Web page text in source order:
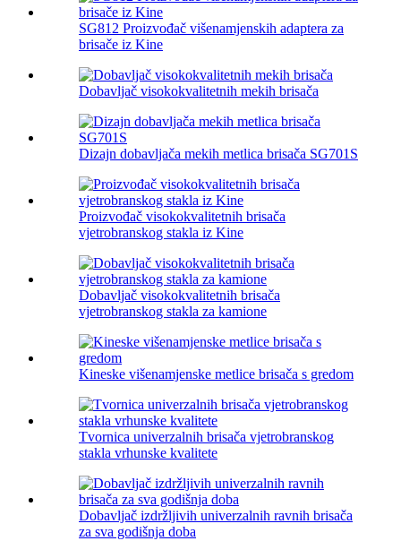
SG812 Proizvođač višenamjenskih adaptera za
brisače iz Kine
Dobavljač visokokvalitetnih mekih brisača
Dizajn dobavljača mekih metlica brisača SG701S
Proizvođač visokokvalitetnih brisača
vjetrobranskog stakla iz Kine
Dobavljač visokokvalitetnih brisača
vjetrobranskog stakla za kamione
Kineske višenamjenske metlice brisača s gredom
Tvornica univerzalnih brisača vjetrobranskog
stakla vrhunske kvalitete
Dobavljač izdržljivih univerzalnih ravnih brisača
za sva godišnja doba